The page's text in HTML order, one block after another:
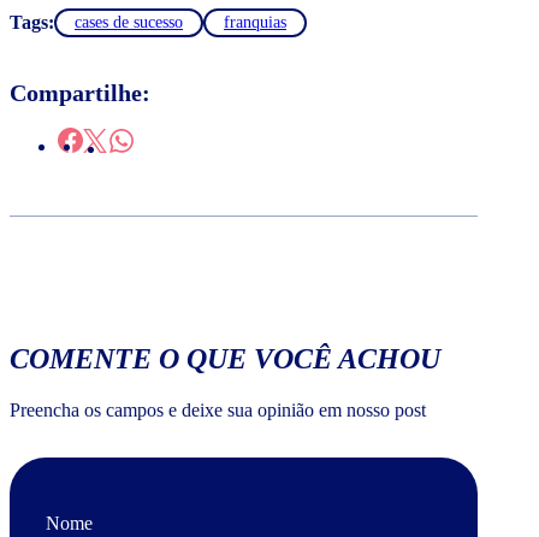
Tags: cases de sucesso franquias
Compartilhe:
COMENTE O QUE VOCÊ ACHOU
Preencha os campos e deixe sua opinião em nosso post
Nome